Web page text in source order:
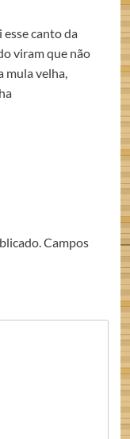
esse canto da
viram que não
mula velha,
Campos